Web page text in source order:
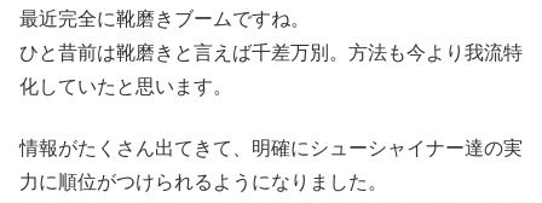
最近完全に靴磨きブームですね。
ひと昔前は靴磨きと言えば千差万別。方法も今より我流特
化していたと思います。
情報がたくさん出てきて、明確にシューシャイナー達の実
力に順位がつけられるようになりました。